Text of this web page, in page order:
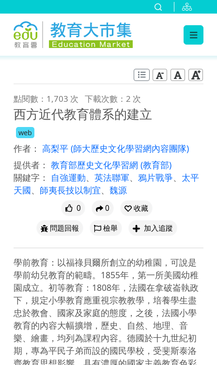
點閱數：1,703 次 下載次數：2 次
西方近代教育體系的建立
web
作者： 高梨平 (師大歷史文化學習網內容團隊)
提供者： 教育部歷史文化學習網 (教育部)
關鍵字：
自強運動、 英法聯軍、 鴉片戰爭、 太平
天國、 師夷長技以制宜、 魏源
0 0
收藏
問題回報
檢舉 加入追蹤
學前教育：以福祿貝爾所創立的幼稚園，可說是
學前幼兒教育的範疇。1855年，第一所美國幼稚
園成立。初等教育：1808年，法國在拿破崙執政
下，規定小學教育應重視宗教教學，培養學生盡
忠於教會、國家及家庭的態度，之後，法國小學
教育的內容大幅擴增，歷史、自然、地理、音
樂、繪畫，均列為課程內容。德國於十九世紀初
期，專為平民子弟而設的國民學校，受斐斯泰洛